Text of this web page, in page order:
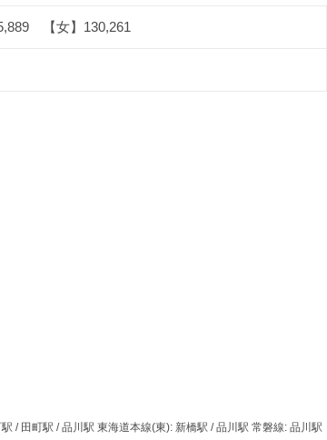
【女】130,261
/ 田町駅 / 品川駅 東海道本線(東): 新橋駅 / 品川駅 常磐線: 品川駅